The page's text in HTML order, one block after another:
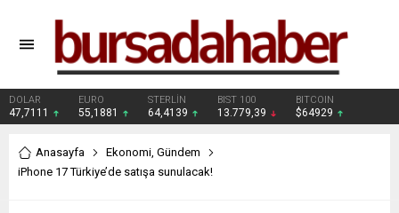
DOLAR
47,7111
EURO
55,1881
STERLİN
64,4139
BIST 100
13.779,39
BITCOIN
$64929
Anasayfa Ekonomi, Gündem
iPhone 17 Türkiye’de satışa sunulacak!